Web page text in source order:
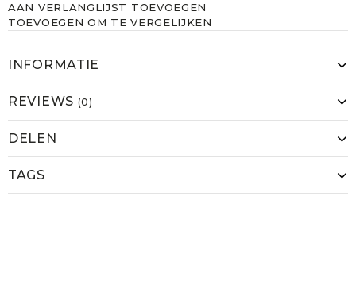
AAN VERLANGLIJST TOEVOEGEN
TOEVOEGEN OM TE VERGELIJKEN
INFORMATIE
REVIEWS (0)
DELEN
TAGS